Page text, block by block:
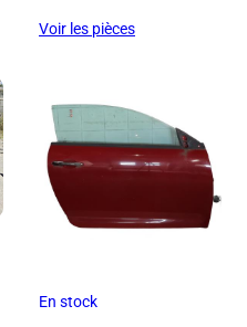
Voir les pièces
En stock